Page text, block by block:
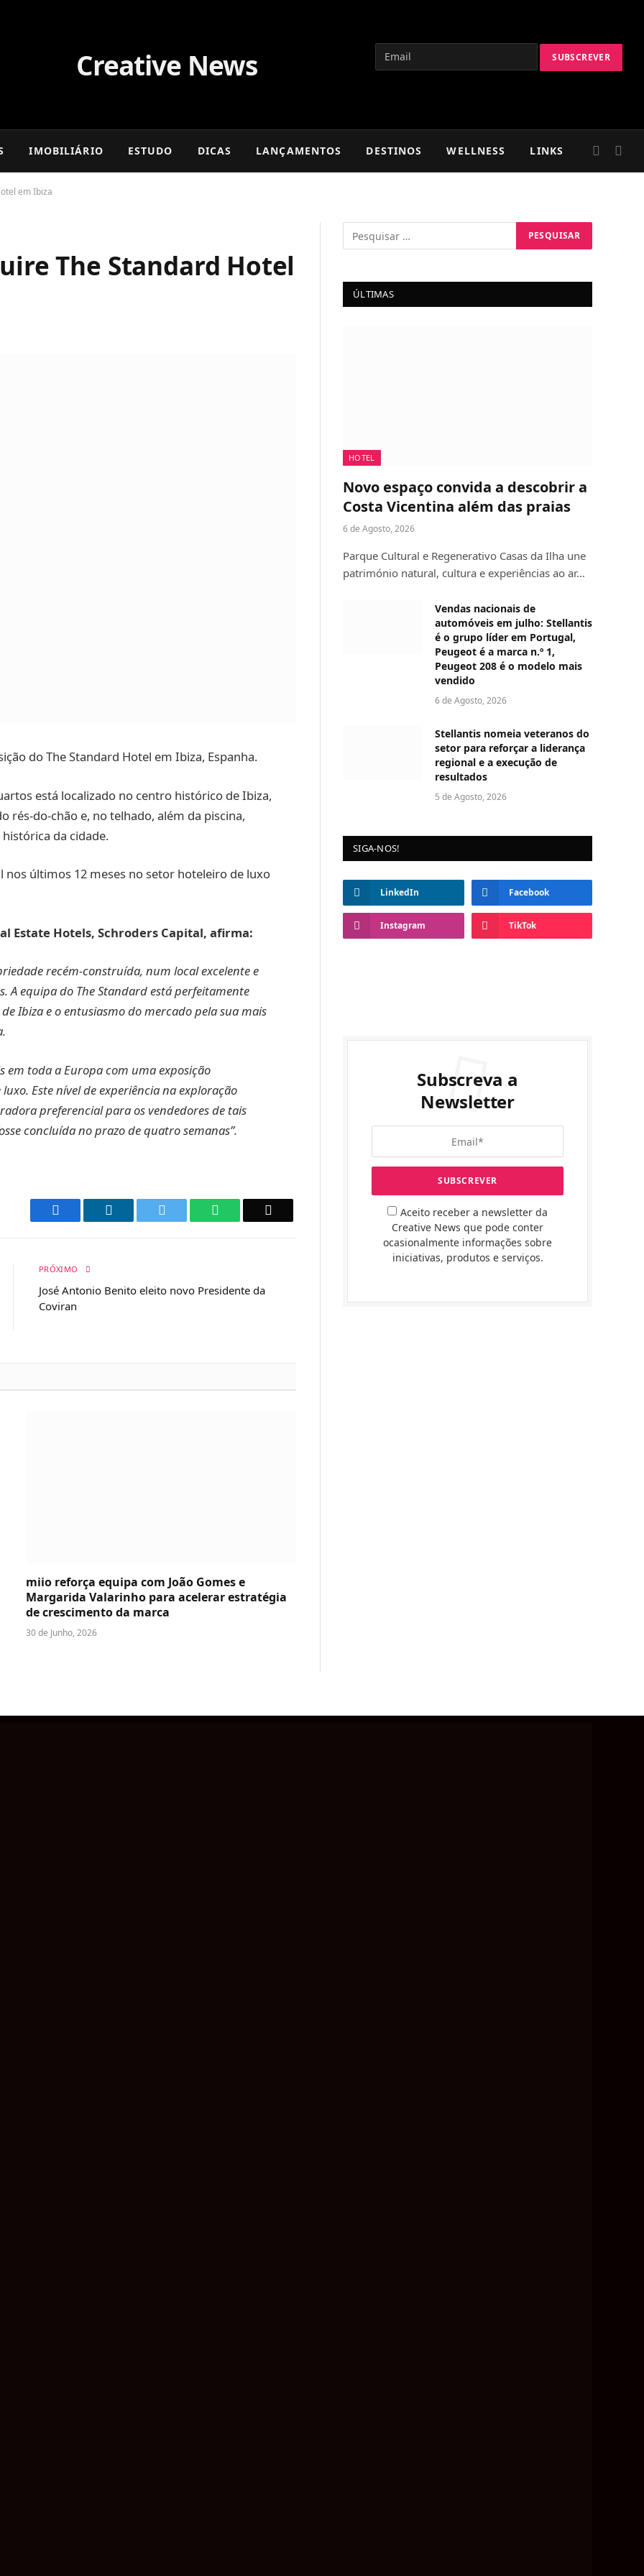
IMOBILIÁRIO ESTUDO DICAS LANÇAMENTOS DESTINOS WELLNESS LINKS
em Ibiza
The Standard Hotel
do The Standard Hotel em Ibiza, Espanha.
está localizado no centro histórico de Ibiza,
rés-do-chão e, no telhado, além da piscina,
da cidade.
nos últimos 12 meses no setor hoteleiro de luxo
Estate Hotels, Schroders Capital, afirma:
recém-construída, num local excelente e
A equipa do The Standard está perfeitamente
Ibiza e o entusiasmo do mercado pela sua mais
em toda a Europa com uma exposição
Este nível de experiência na exploração
preferencial para os vendedores de tais
concluída no prazo de quatro semanas”.
Facebook LinkedIn WhatsApp
PRÓXIMO
José Antonio Benito eleito novo Presidente da
Coviran
miio reforça equipa com João Gomes e
Margarida Valarinho para acelerar estratégia
de crescimento da marca
30 de Junho, 2026
ÚLTIMAS
HOTEL
Novo espaço convida a descobrir a
Costa Vicentina além das praias
6 de Agosto, 2026
Parque Cultural e Regenerativo Casas da Ilha une
património natural, cultura e experiências ao ar…
Vendas nacionais de
automóveis em julho: Stellantis
é o grupo líder em Portugal,
Peugeot é a marca n.º 1,
Peugeot 208 é o modelo mais
vendido
6 de Agosto, 2026
Stellantis nomeia veteranos do
setor para reforçar a liderança
regional e a execução de
resultados
5 de Agosto, 2026
SIGA-NOS!
LinkedIn Facebook
Instagram TikTok
Subscreva a
Newsletter
Aceito receber a newsletter da
Creative News que pode conter
ocasionalmente informações sobre
iniciativas, produtos e serviços.